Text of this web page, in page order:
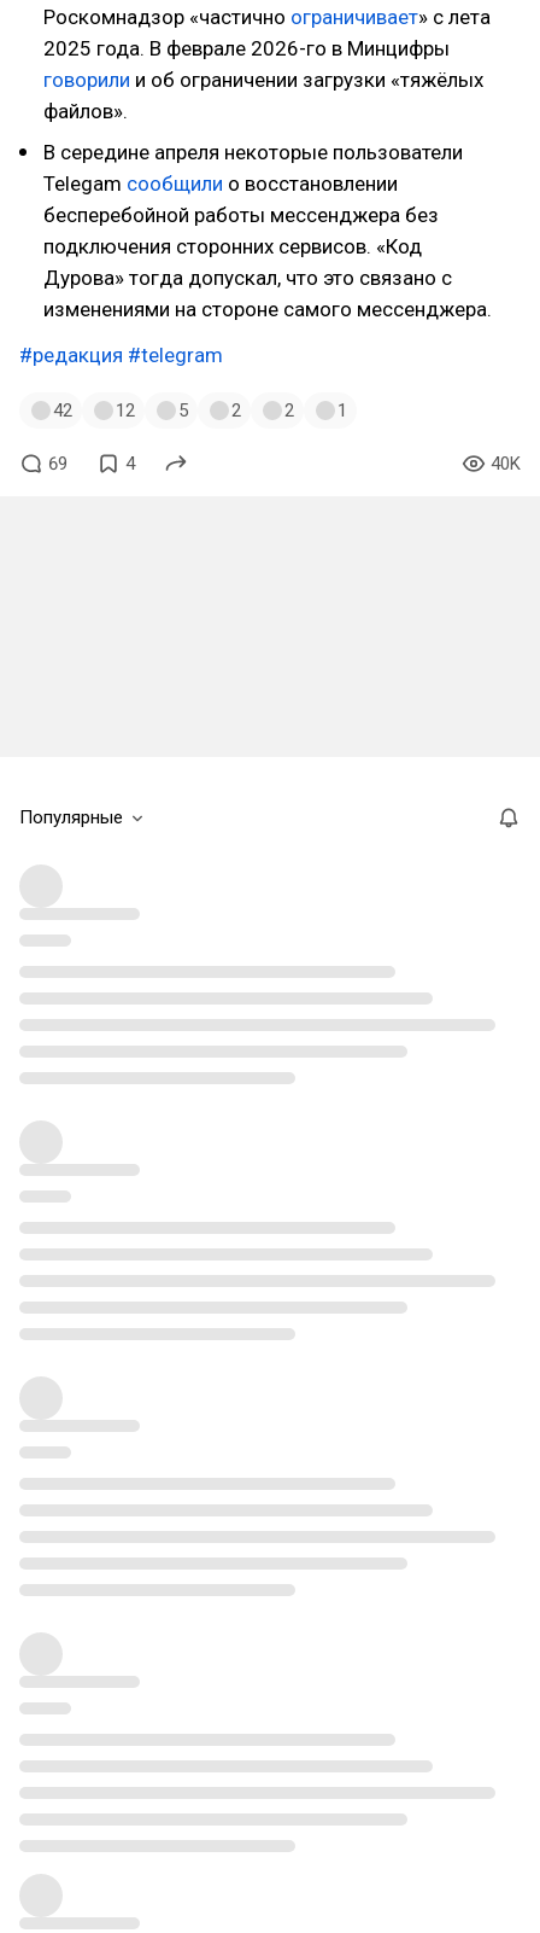
Роскомнадзор «частично ограничивает» с лета
2025 года. В феврале 2026-го в Минцифры
говорили и об ограничении загрузки «тяжёлых
файлов».
В середине апреля некоторые пользователи
Telegam сообщили о восстановлении
бесперебойной работы мессенджера без
подключения сторонних сервисов. «Код
Дурова» тогда допускал, что это связано с
изменениями на стороне самого мессенджера.
#редакция #telegram
42 12 5 2 2 1
69 4 40K
Популярные